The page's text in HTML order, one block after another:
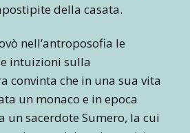
della casata.
nell’antroposofia le
intuizioni sulla
convinta che in una sua vita
un monaco e in epoca
un sacerdote Sumero, la cui